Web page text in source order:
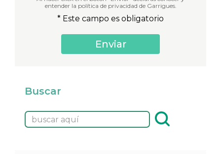
entender la política de privacidad de Garrigues.
* Este campo es obligatorio
Buscar